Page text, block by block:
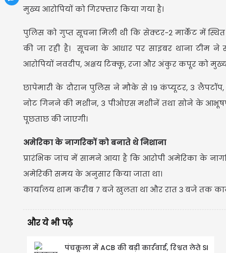
मुख्य आरोपियों को गिरफ्तार किया गया है।
पुलिस को गुप्त सूचना मिली थी कि सेक्टर-2 मार्केट में
की जा रही है। सूचना के आधार पर साइबर थाना टीम ने
आरोपियों नवदीप, अक्षय टिक्कू, रजा और अंकुर कपूर को
छापेमारी के दौरान पुलिस ने मौके से 19 कंप्यूटर, 3
नोट गिनने की मशीन, 3 पीओएस मशीनें तथा सोने के
पूछताछ की जाएगी।
अमेरिका के नागरिकों को बनाते थे निशाना
प्रारंभिक जांच में सामने आया है कि आरोपी अमेरिका के
अमेरिकी समय के अनुसार किया जाता था।
कार्यालय शाम करीब 7 बजे खुलता था और रात 3 बजे तक
और ये भी पढ़े
पंचकूला में ACB की बड़ी कार्रवाई, रिश्वत लेते SI